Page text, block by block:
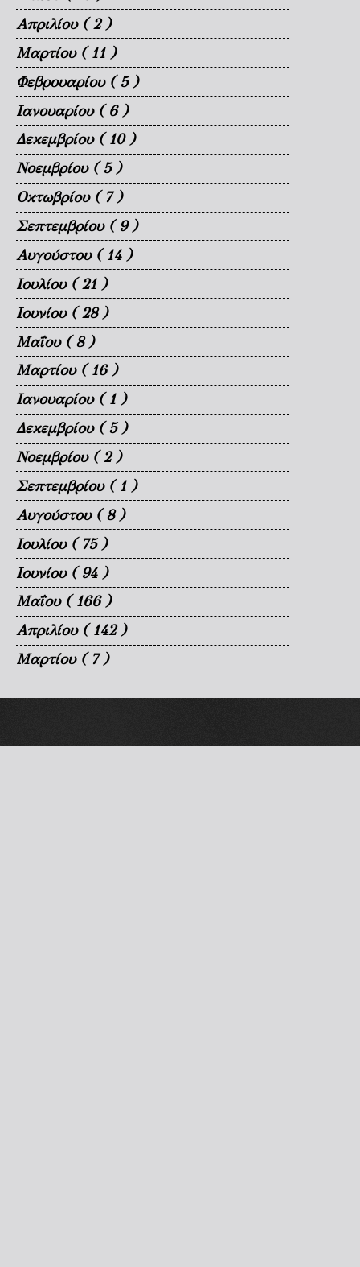
Απριλίου ( 2 )
Μαρτίου ( 11 )
Φεβρουαρίου ( 5 )
Ιανουαρίου ( 6 )
Δεκεμβρίου ( 10 )
Νοεμβρίου ( 5 )
Οκτωβρίου ( 7 )
Σεπτεμβρίου ( 9 )
Αυγούστου ( 14 )
Ιουλίου ( 21 )
Ιουνίου ( 28 )
Μαΐου ( 8 )
Μαρτίου ( 16 )
Ιανουαρίου ( 1 )
Δεκεμβρίου ( 5 )
Νοεμβρίου ( 2 )
Σεπτεμβρίου ( 1 )
Αυγούστου ( 8 )
Ιουλίου ( 75 )
Ιουνίου ( 94 )
Μαΐου ( 166 )
Απριλίου ( 142 )
Μαρτίου ( 7 )